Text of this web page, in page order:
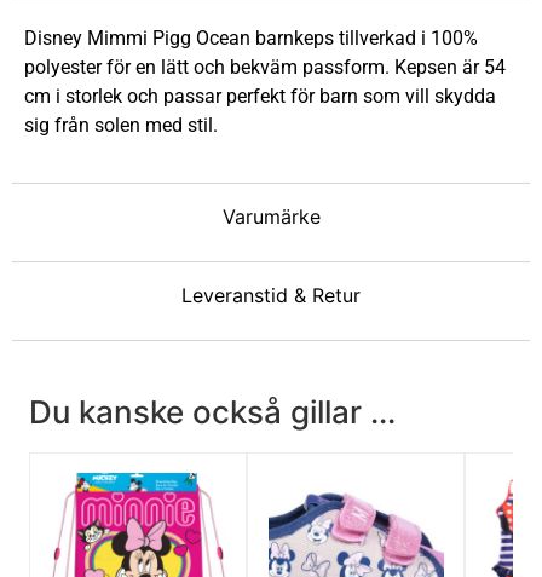
Varumärke
Leveranstid & Retur
Disney Mimmi Pigg Ocean barnkeps tillverkad i 100%
polyester för en lätt och bekväm passform. Kepsen är 54
cm i storlek och passar perfekt för barn som vill skydda
sig från solen med stil.
Du kanske också gillar ...